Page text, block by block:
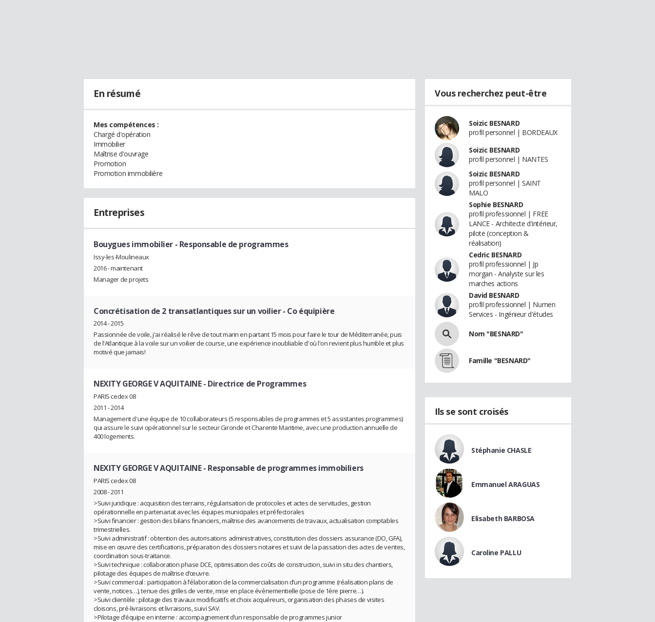
En résumé
Mes compétences :
Chargé d'opération
Immobilier
Maîtrise d'ouvrage
Promotion
Promotion immobilière
Entreprises
Bouygues immobilier - Responsable de programmes
Issy-les-Moulineaux
2016 - maintenant
Manager de projets
Concrétisation de 2 transatlantiques sur un voilier- Co équipière
2014 - 2015
Passionnée de voile, j'ai réalisé le rêve de tout marin en partant 15 mois pour faire le tour de Méditerranée, puis
de l'Atlantique à la voile sur un voilier de course, une expérience inoubliable d'où l'on revient plus humble et plus
motivé que jamais!
NEXITY GEORGE V AQUITAINE- Directrice de Programmes
PARIS cedex 08
2011 - 2014
Management d'une équipe de 10 collaborateurs (5 responsables de programmes et 5 assistantes programmes)
qui assure le suivi opérationnel sur le secteur Gironde et Charente Maritime, avec une production annuelle de
400 logements.
NEXITY GEORGE V AQUITAINE- Responsable de programmes immobiliers
PARIS cedex 08
2008 - 2011
>Suivi juridique : acquisition des terrains, régularisation de protocoles et actes de servitudes, gestion
opérationnelle en partenariat avec les équipes municipales et préfectorales
>Suivi financier : gestion des bilans financiers, maîtrise des avancements de travaux, actualisation comptables
trimestrielles.
>Suivi administratif : obtention des autorisations administratives, constitution des dossiers assurance (DO, GFA),
mise en œuvre des certifications, préparation des dossiers notaires et suivi de la passation des actes de ventes,
coordination sous-traitance.
>Suivi technique : collaboration phase DCE, optimisation des coûts de construction, suivi in situ des chantiers,
pilotage des équipes de maîtrise d’œuvre.
>Suivi commercial : participation à l’élaboration de la commercialisation d’un programme (réalisation plans de
vente, notices…), tenue des grilles de vente, mise en place évènementielle (pose de 1ère pierre…).
>Suivi clientèle : pilotage des travaux modificatifs et choix acquéreurs, organisation des phases de visites
cloisons, pré-livraisons et livraisons, suivi SAV.
>Pilotage d’équipe en interne : accompagnement d’un responsable de programmes junior
Vous recherchez peut-être
Soizic BESNARD
profil personnel | BORDEAUX
Soizic BESNARD
profil personnel | NANTES
Soizic BESNARD
profil personnel | SAINT
MALO
Sophie BESNARD
profil professionnel | FREE
LANCE - Architecte d'intérieur,
pilote (conception &
réalisation)
Cedric BESNARD
profil professionnel | Jp
morgan - Analyste sur les
marches actions
David BESNARD
profil professionnel | Numen
Services - Ingénieur d'études
Nom "BESNARD"
Famille "BESNARD"
Ils se sont croisés
Stéphanie CHASLE
Emmanuel ARAGUAS
Elisabeth BARBOSA
Caroline PALLU